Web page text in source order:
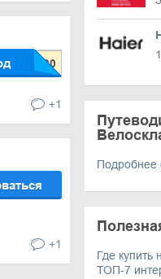
+1
+1
Подробнее
Где купить
ТОП-7